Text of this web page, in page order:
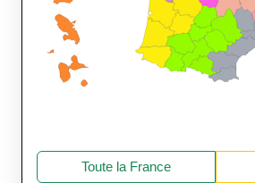
Toute la France